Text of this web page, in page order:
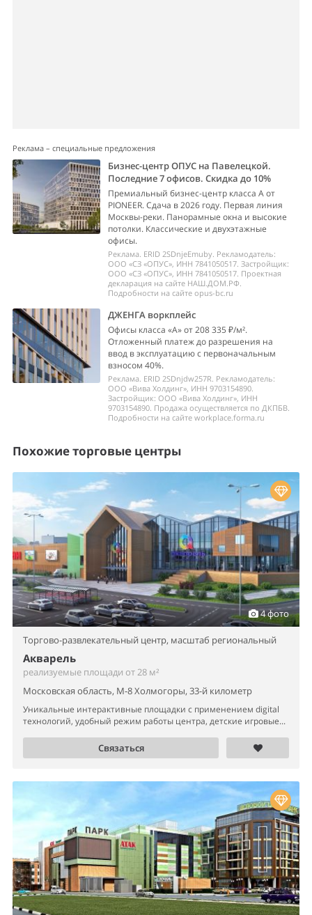
Реклама – специальные предложения
Бизнес-центр ОПУС на Павелецкой.
Последние 7 офисов. Скидка до 10%
Премиальный бизнес-центр класса А от
PIONEER. Сдача в 2026 году. Первая линия
Москвы-реки. Панорамные окна и высокие
потолки. Классические и двухэтажные
офисы.
Реклама. ERID 2SDnjeEmuby. Рекламодатель:
ООО «СЗ «ОПУС», ИНН 7841050517. Застройщик:
ООО «СЗ «ОПУС», ИНН 7841050517. Проектная
декларация на сайте НАШ.ДОМ.РФ.
Подробности на сайте opus-bc.ru
ДЖЕНГА воркплейс
Офисы класса «А» от 208 335 ₽/м².
Отложенный платеж до разрешения на
ввод в эксплуатацию с первоначальным
взносом 40%.
Реклама. ERID 2SDnjdw257R. Рекламодатель:
ООО «Вива Холдинг», ИНН 9703154890.
Застройщик: ООО «Вива Холдинг», ИНН
9703154890. Продажа осуществляется по ДКПБВ.
Подробности на сайте workplace.forma.ru
Похожие торговые центры
4 фото
Торгово-развлекательный центр, масштаб региональный
Акварель
реализуемые площади от 28 м²
Московская область, М-8 Холмогоры, 33-й километр
Уникальные интерактивные площадки с применением digital
технологий, удобный режим работы центра, детские игровые...
Связаться